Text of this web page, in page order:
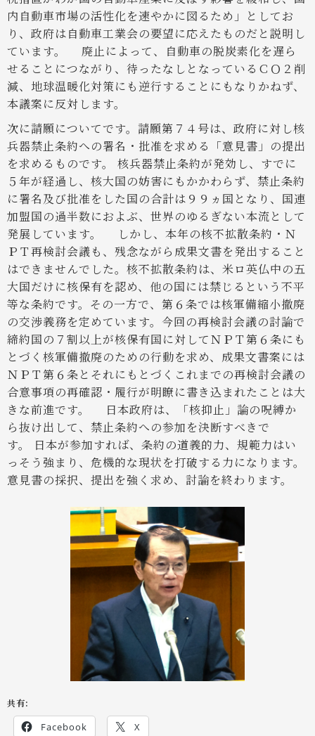
内自動車市場の活性化を速やかに図るため」としてお
り、政府は自動車工業会の要望に応えたものだと説明し
ています。
廃止によって、自動車の脱炭素化を遅ら
せることにつながり、待ったなしとなっているＣＯ２削
減、地球温暖化対策にも逆行することにもなりかねず、
本議案に反対します。
次に請願についてです。請願第７４号は、政府に対し核
兵器禁止条約への署名・批准を求める「意見書」の提出
を求めるものです。 核兵器禁止条約が発効し、すでに
５年が経過し、核大国の妨害にもかかわらず、禁止条約
に署名及び批准をした国の合計は９９ヵ国となり、国連
加盟国の過半数におよぶ、世界のゆるぎない本流として
発展しています。
しかし、本年の核不拡散条約・Ｎ
ＰＴ再検討会議も、残念ながら成果文書を発出すること
はできませんでした。核不拡散条約は、米ロ英仏中の五
大国だけに核保有を認め、他の国には禁じるという不平
等な条約です。その一方で、第６条では核軍備縮小撤廃
の交渉義務を定めています。今回の再検討会議の討論で
締約国の７割以上が核保有国に対してＮＰＴ第６条にも
とづく核軍備撤廃のための行動を求め、成果文書案には
ＮＰＴ第６条とそれにもとづくこれまでの再検討会議の
合意事項の再確認・履行が明瞭に書き込まれたことは大
きな前進です。
日本政府は、「核抑止」論の呪縛か
ら抜け出して、禁止条約への参加を決断すべきで
す。
日本が参加すれば、条約の道義的力、規範力はい
っそう強まり、危機的な現状を打破する力になります。
意見書の採択、提出を強く求め、討論を終わります。
共有:
Facebook X